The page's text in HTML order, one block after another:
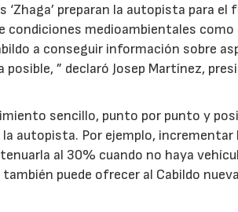
‘Zhaga’ preparan la autopista para
condiciones medioambientales
a conseguir información sobre
” declaró Josep Martínez,
sencillo, punto por punto y
autopista. Por ejemplo, incrementar
al 30% cuando no haya
puede ofrecer al Cabildo